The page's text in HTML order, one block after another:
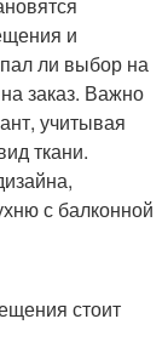
и
ли выбор на
заказ. Важно
учитывая
ткани.
с балконной
стоит